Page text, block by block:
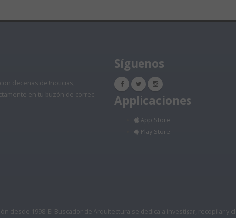
decenas de !noticias,
en tu buzón de correo
Síguenos
Applicaciones
App Store
Play Store
desde 1998: El Buscador de Arquitectura se dedica a investigar, recopilar y